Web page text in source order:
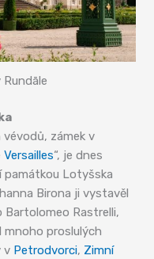
vévodů, zámek v
Versailles“, je dnes
památkou Lotyšska
Birona ji vystavěl
Rastrelli,
mnoho proslulých
v Petrodvorci, Zimní